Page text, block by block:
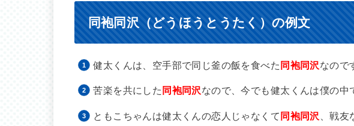
同袍同沢（どうほうとうたく）の例文
健太くんは、空手部で同じ釜の飯を食べた 同袍同沢なので
苦楽を共にした 同袍同沢なので、今でも健太くんは僕の中
ともこちゃんは健太くんの恋人じゃなくて 同袍同沢 、戦友